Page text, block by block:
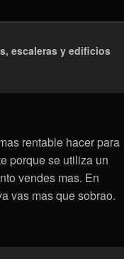
escaleras y edificios
rentable hacer para
porque se utiliza un
vendes mas. En
vas mas que sobrao.